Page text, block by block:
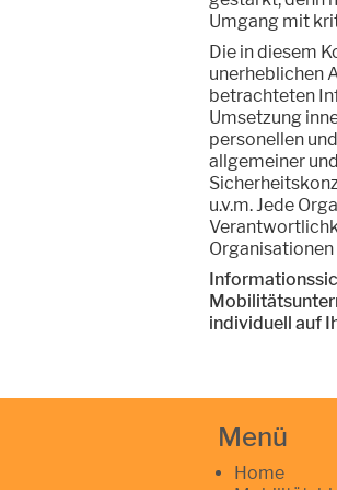
Umgang mit
Die in diesem
unerheblichen
betrachteten
Umsetzung
personellen
allgemeiner
u.v.m. Jede
individuell auf
Menü
Home